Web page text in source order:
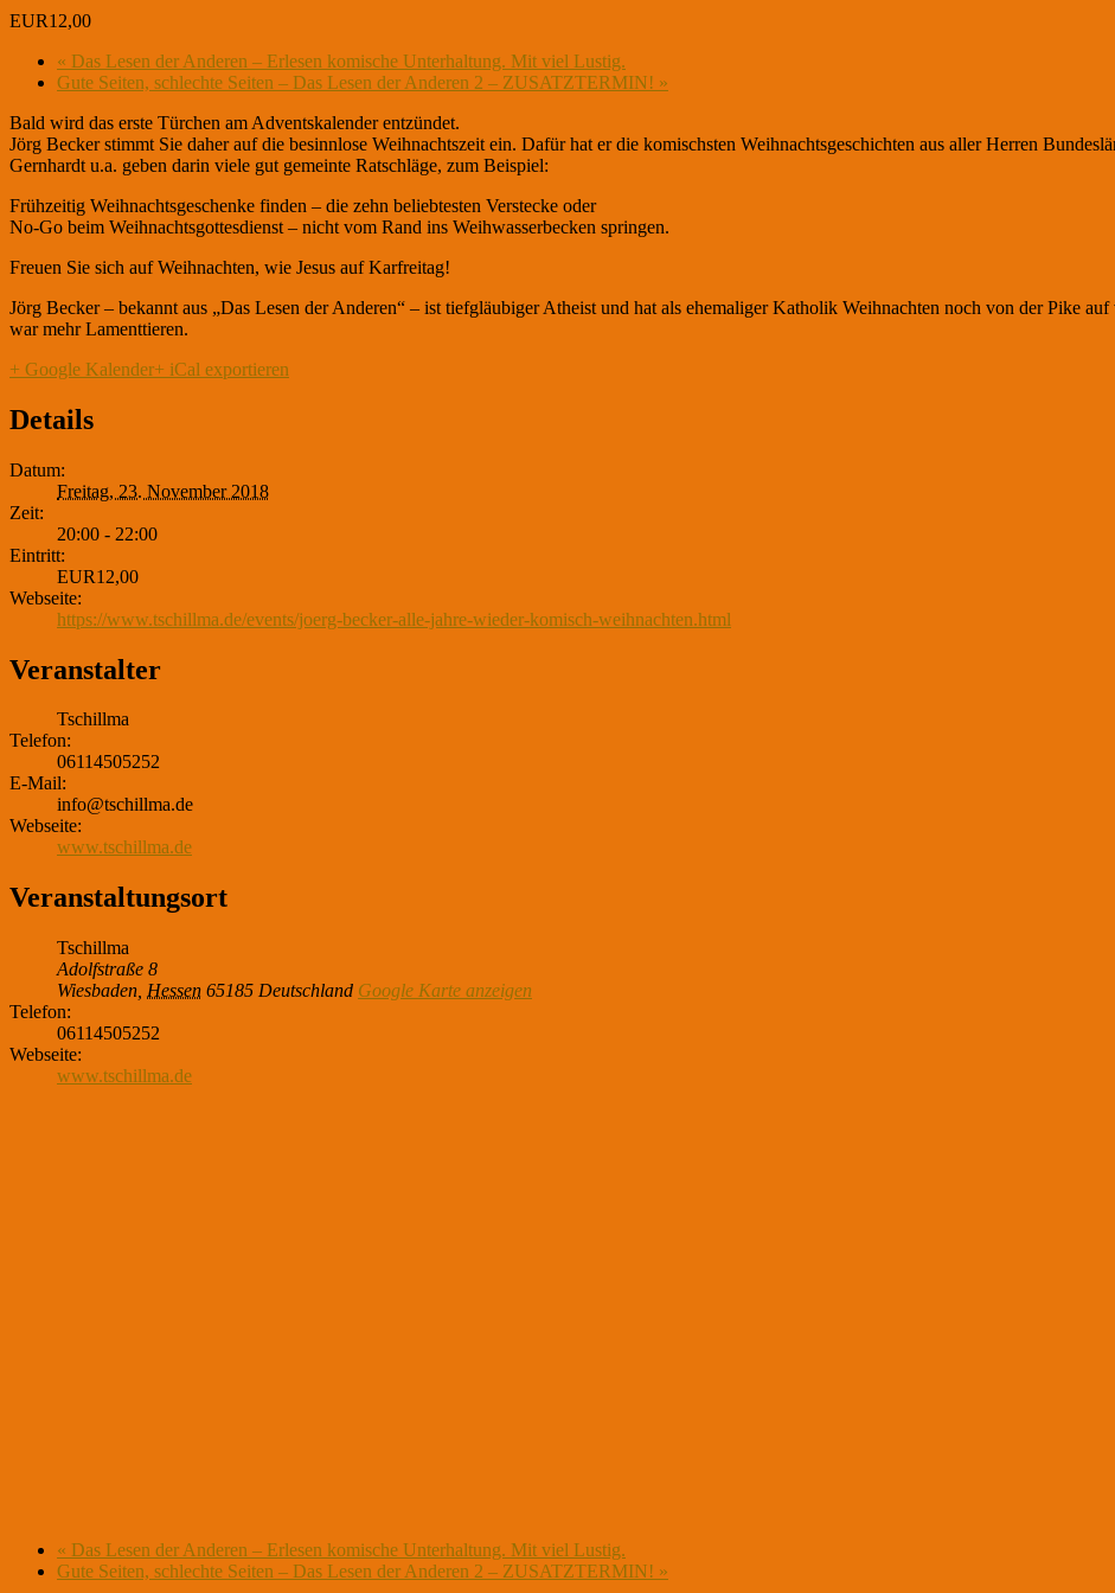
EUR12,00
« Das Lesen der Anderen – Erlesen komische Unterhaltung. Mit viel Lustig.
Gute Seiten, schlechte Seiten – Das Lesen der Anderen 2 – ZUSATZTERMIN! »
Bald wird das erste Türchen am Adventskalender entzündet.
Jörg Becker stimmt Sie daher auf die besinnlose Weihnachtszeit ein. Dafür hat er die komischsten Weihnachtsgeschichten aus aller Herren
Gernhardt u.a. geben darin viele gut gemeinte Ratschläge, zum Beispiel:
Frühzeitig Weihnachtsgeschenke finden – die zehn beliebtesten Verstecke oder
No-Go beim Weihnachtsgottesdienst – nicht vom Rand ins Weihwasserbecken springen.
Freuen Sie sich auf Weihnachten, wie Jesus auf Karfreitag!
Jörg Becker – bekannt aus „Das Lesen der Anderen“ – ist tiefgläubiger Atheist und hat als ehemaliger Katholik Weihnachten noch von der Pike
war mehr Lamenttieren.
+ Google Kalender+ iCal exportieren
Details
Datum:
Freitag, 23. November 2018
Zeit:
20:00 - 22:00
Eintritt:
EUR12,00
Webseite:
https://www.tschillma.de/events/joerg-becker-alle-jahre-wieder-komisch-weihnachten.html
Veranstalter
Tschillma
Telefon:
06114505252
E-Mail:
info@tschillma.de
Webseite:
www.tschillma.de
Veranstaltungsort
Tschillma
Adolfstraße 8
Wiesbaden Hessen 65185 Deutschland Google Karte anzeigen
Telefon:
06114505252
Webseite:
www.tschillma.de
« Das Lesen der Anderen – Erlesen komische Unterhaltung. Mit viel Lustig.
Gute Seiten, schlechte Seiten – Das Lesen der Anderen 2 – ZUSATZTERMIN! »